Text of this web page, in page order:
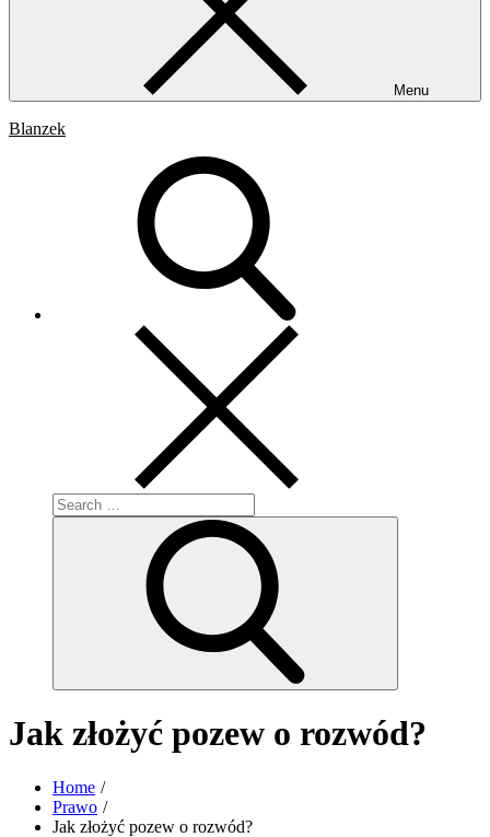
Menu
Blanzek
Search
for:
Jak złożyć pozew o rozwód?
Home
Prawo
Jak złożyć pozew o rozwód?